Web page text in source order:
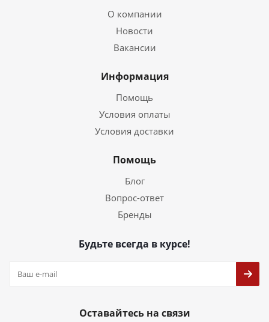
О компании
Новости
Вакансии
Информация
Помощь
Условия оплаты
Условия доставки
Помощь
Блог
Вопрос-ответ
Бренды
Будьте всегда в курсе!
Оставайтесь на связи